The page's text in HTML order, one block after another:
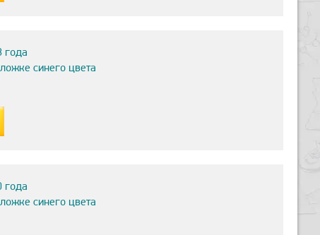
года
синего цвета
года
синего цвета